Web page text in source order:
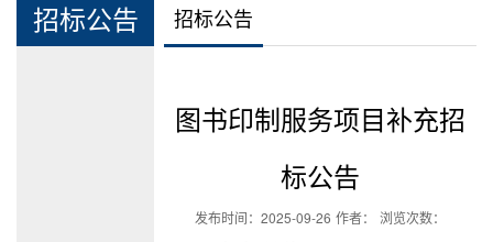
招标公告 招标公告
图书印制服务项目补充招
标公告
发布时间： 2025-09-26 作者： 浏览次数：